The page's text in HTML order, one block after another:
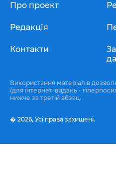
Про проект
Редакція
Контакти
Використання матеріалів
(для інтернет-видань -
нижче за третій абзац.
� 2026, Усі права захищені.